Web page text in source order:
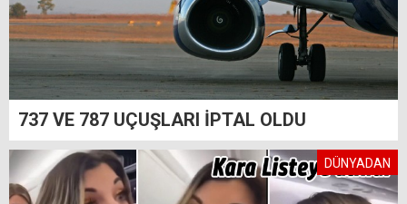
737 VE 787 UÇUŞLARI İPTAL OLDU
DÜNYADAN